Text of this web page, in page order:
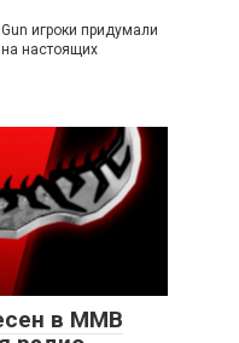
игроки придумали
настоящих
в ММВ